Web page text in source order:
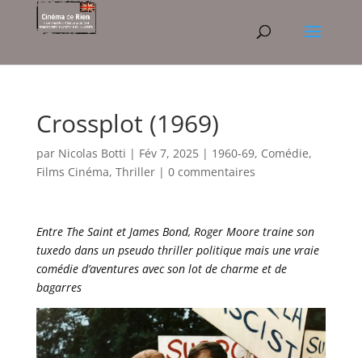
Crossplot (1969)
par Nicolas Botti | Fév 7, 2025| 1960-69, Comédie,
Films Cinéma, Thriller| 0 commentaires
Entre The Saint et James Bond, Roger Moore traine son
tuxedo dans un pseudo thriller politique mais une vraie
comédie d’aventures avec son lot de charme et de
bagarres